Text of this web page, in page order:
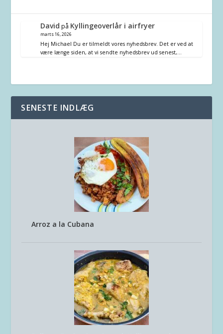
David på Kyllingeoverlår i airfryer
marts 16, 2026
Hej Michael Du er tilmeldt vores nyhedsbrev. Det er ved at
være længe siden, at vi sendte nyhedsbrev ud senest,…
SENESTE INDLÆG
Arroz a la Cubana